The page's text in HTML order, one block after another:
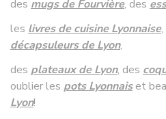
des mugs de Fourvière, des
les livres de cuisine Lyonnaise,
décapsuleurs de Lyon,
des plateaux de Lyon, des
oublier les pots Lyonnaiset
Lyon!